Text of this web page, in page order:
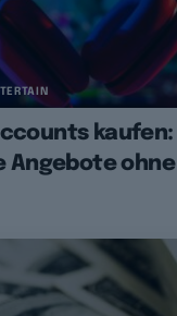
Angebote